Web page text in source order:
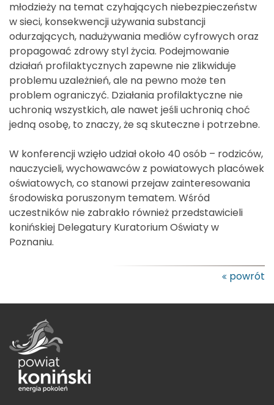
młodzieży na temat czyhających niebezpieczeństw
w sieci, konsekwencji używania substancji
odurzających, nadużywania mediów cyfrowych oraz
propagować zdrowy styl życia. Podejmowanie
działań profilaktycznych zapewne nie zlikwiduje
problemu uzależnień, ale na pewno może ten
problem ograniczyć. Działania profilaktyczne nie
uchronią wszystkich, ale nawet jeśli uchronią choć
jedną osobę, to znaczy, że są skuteczne i potrzebne.
W konferencji wzięło udział około 40 osób – rodziców,
nauczycieli, wychowawców z powiatowych placówek
oświatowych, co stanowi przejaw zainteresowania
środowiska poruszonym tematem. Wśród
uczestników nie zabrakło również przedstawicieli
konińskiej Delegatury Kuratorium Oświaty w
Poznaniu.
powrót